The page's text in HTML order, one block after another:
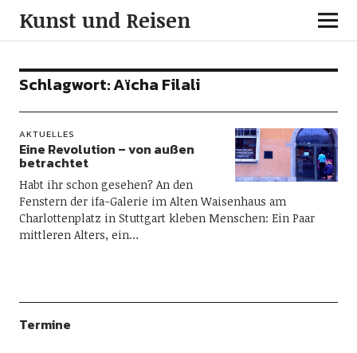
Kunst und Reisen
Schlagwort:Aïcha Filali
AKTUELLES
Eine Revolution – von außen
betrachtet
Habt ihr schon gesehen? An den
Fenstern der ifa-Galerie im Alten Waisenhaus am
Charlottenplatz in Stuttgart kleben Menschen: Ein Paar
mittleren Alters, ein…
Termine